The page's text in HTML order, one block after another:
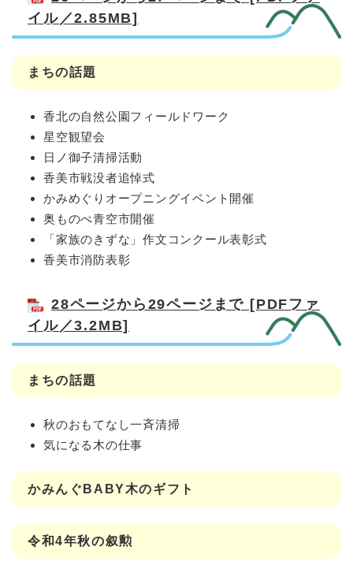
イル／2.85MB]
まちの話題
香北の自然公園フィールドワーク
星空観望会
日ノ御子清掃活動
香美市戦没者追悼式
かみめぐりオープニングイベント開催
奥ものべ青空市開催
「家族のきずな」作文コンクール表彰式
香美市消防表彰
28ページから29ページまで [PDFファ
イル／3.2MB]
まちの話題
秋のおもてなし一斉清掃
気になる木の仕事
かみんぐBABY木のギフト
令和4年秋の叙勲